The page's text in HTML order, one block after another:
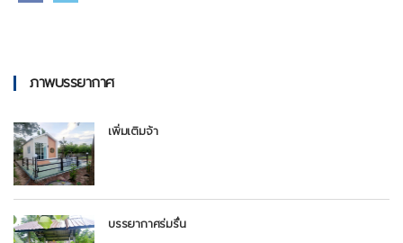
ภาพบรรยากาศ
เพิ่มเติมจ้า
บรรยากาศร่มรื่น